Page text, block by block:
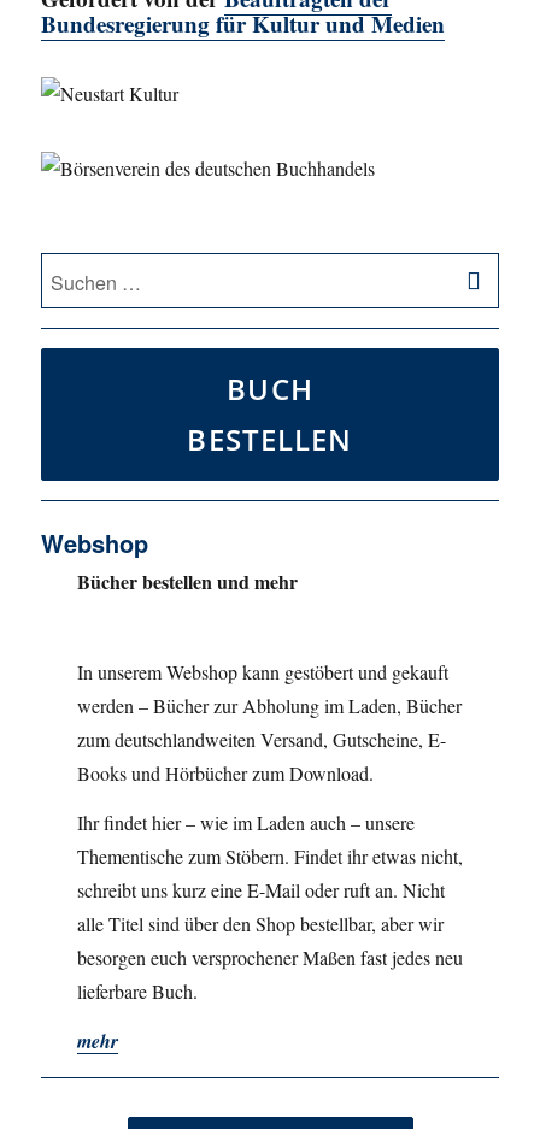
Bundesregierung für Kultur und Medien
Suche
nach:
BUCH
BESTELLEN
Webshop
Bücher bestellen und mehr
In unserem Webshop kann gestöbert und gekauft
werden – Bücher zur Abholung im Laden, Bücher
zum deutschlandweiten Versand, Gutscheine, E-
Books und Hörbücher zum Download.
Ihr findet hier – wie im Laden auch – unsere
Thementische zum Stöbern. Findet ihr etwas nicht,
schreibt uns kurz eine E-Mail oder ruft an. Nicht
alle Titel sind über den Shop bestellbar, aber wir
besorgen euch versprochener Maßen fast jedes neu
lieferbare Buch.
mehr